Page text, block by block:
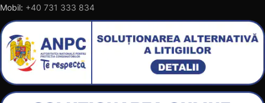
Mobil: +40 731 333 834